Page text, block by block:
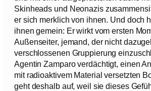
Skinheads und Neonazis
er sich merklich von ihnen. Und doch
ihnen gemein: Er wirkt vom ersten
Außenseiter, jemand, der nicht
verschlossenen Gruppierung
Agentin Zamparo verdächtigt, einen
mit radioaktivem Material versetzten
geht deshalb auf, weil sie dieses